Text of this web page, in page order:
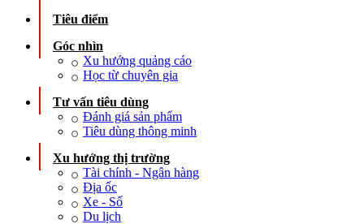
Tiêu điểm
Góc nhìn
Xu hướng quảng cáo
Học từ chuyên gia
Tư vấn tiêu dùng
Đánh giá sản phẩm
Tiêu dùng thông minh
Xu hướng thị trường
Tài chính - Ngân hàng
Địa ốc
Xe - Số
Du lịch